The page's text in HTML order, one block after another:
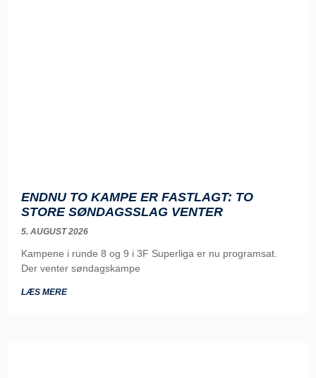
ENDNU TO KAMPE ER FASTLAGT: TO
STORE SØNDAGSSLAG VENTER
5. AUGUST 2026
Kampene i runde 8 og 9 i 3F Superliga er nu programsat.
Der venter søndagskampe
LÆS MERE